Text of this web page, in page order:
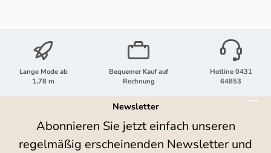
Lange Mode ab
1,78 m
Bequemer Kauf auf
Rechnung
Hotline 0431
64853
Newsletter
Abonnieren Sie jetzt einfach unseren
regelmäßig erscheinenden Newsletter und